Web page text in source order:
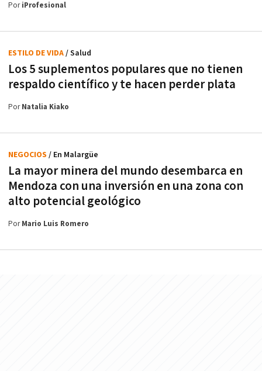
PoriProfesional
Los 5 suplementos populares que no tienen
respaldo científico y te hacen perder plata
ESTILO DE VIDA/ Salud
PorNatalia Kiako
La mayor minera del mundo desembarca en
Mendoza con una inversión en una zona con
alto potencial geológico
NEGOCIOS / En Malargüe
PorMario Luis Romero